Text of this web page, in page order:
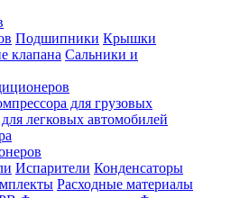
Подшипники Крышки
клапана Сальники и
для грузовых
легковых автомобилей
Испарители Конденсаторы
Расходные материалы